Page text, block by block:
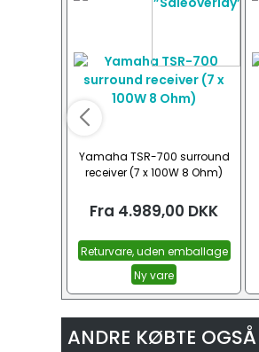
Yamaha TSR-700 surround
receiver (7 x 100W 8 Ohm)
Fra 4.989,00 DKK
Returvare, uden emballage
Ny vare
ANDRE KØBTE OGSÅ